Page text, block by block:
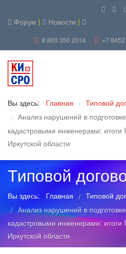
Форум | Новости |
8 800 350 2014 +7
Вы здесь: Главная / Типовой
/ Анализ нарушений в
кадастровыми инженерами: итоги
Иркутской области
Типовой
Вы здесь: Главная / Типовой
/ Анализ нарушений в
кадастровыми инженерами: итоги
Иркутской области